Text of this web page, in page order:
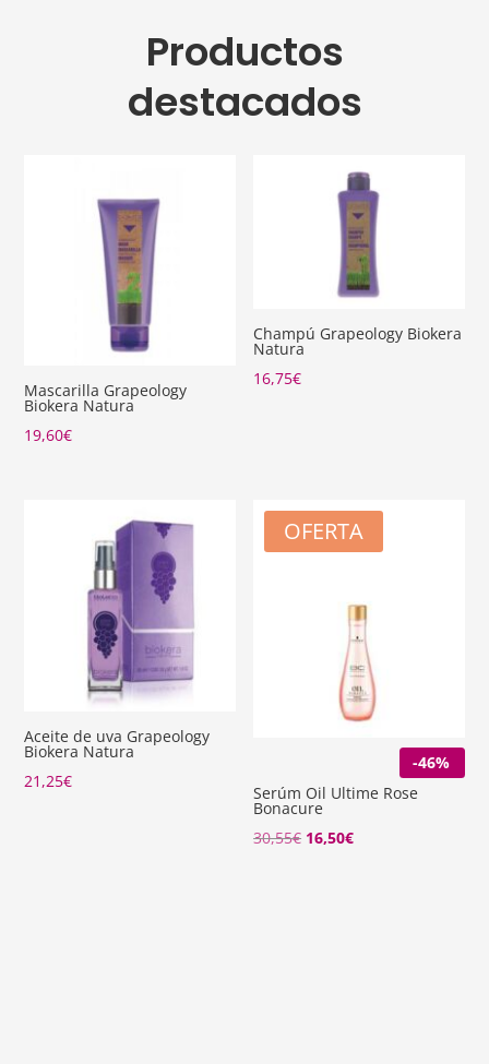
Productos
destacados
Mascarilla Grapeology
Biokera Natura
19,60€
Champú Grapeology Biokera
Natura
16,75€
Aceite de uva Grapeology
Biokera Natura
21,25€
OFERTA
-46%
Serúm Oil Ultime Rose
Bonacure
30,55€ El
16,50€El